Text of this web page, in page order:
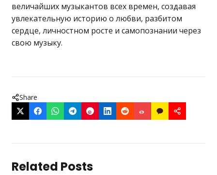
величайших музыкантов всех времен, создавая
увлекательную историю о любви, разбитом
сердце, личностном росте и самопознании через
свою музыку.
Share
Related Posts